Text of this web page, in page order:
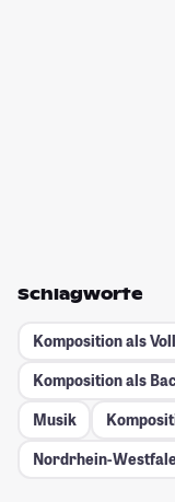
Schlagworte
Komposition als
Komposition als
Musik
Nordrhein-